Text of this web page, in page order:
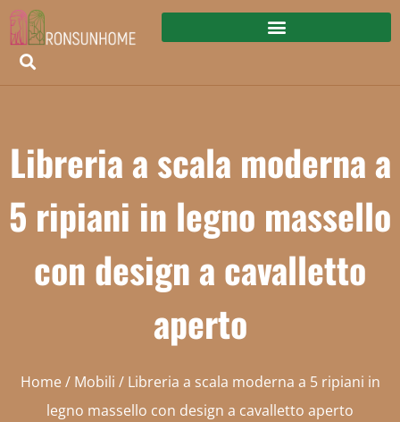
Libreria a scala moderna a
5 ripiani in legno massello
con design a cavalletto
aperto
Home / Mobili / Libreria a scala moderna a 5 ripiani in
legno massello con design a cavalletto aperto